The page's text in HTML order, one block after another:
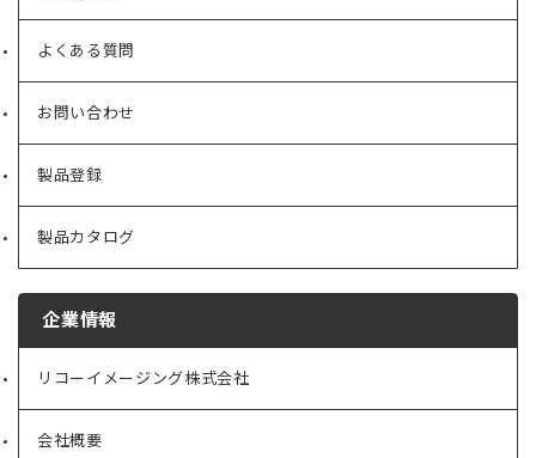
よくある質問
お問い合わせ
製品登録
製品カタログ
企業情報
リコーイメージング株式会社
（新
タ
会社概要
（新